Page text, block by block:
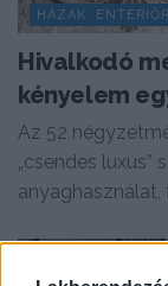
HÁZAK,
Hivalkodó
kényelem
Az 52
„csendes
anyaghasználat,